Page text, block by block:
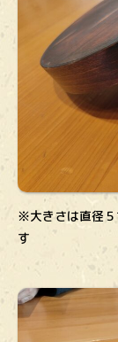
※大きさは直径
す